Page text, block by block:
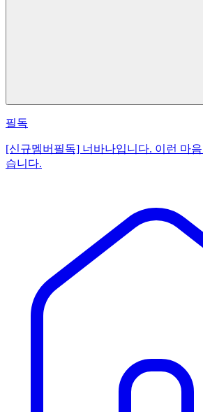
필독
[신규멤버필독] 너바나입니다. 이런 마
습니다.